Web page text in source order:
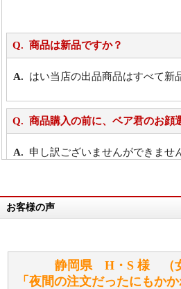
商品は新品ですか？
はい当店の出品商品はすべて新
商品購入の前に、ベア君のお顔
申し訳ございませんができませ
万が一欲しい商品が見つからな
お任せください！それは当店が
てなしの心」で対応させていた
お客様の声
静岡県 H・S 様
「夜間の注文だったにもか